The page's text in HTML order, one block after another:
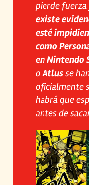
pierde fuerza
existe
esté
como
en Nintendo
oAtlusse
oficialmente
habrá que
antes de